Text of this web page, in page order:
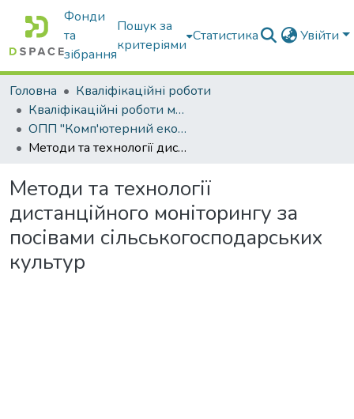
Фонди
та
зібрання
Пошук за
критеріями
Статистика Увійти
Головна
Кваліфікаційні роботи
Кваліфікаційні роботи магістрів
ОПП "Комп'ютерний еколого-економічний моніторинг"
Методи та технології дистанційного моніторингу за посівами сільськогосподарських культур
Методи та технології
дистанційного моніторингу за
посівами сільськогосподарських
культур